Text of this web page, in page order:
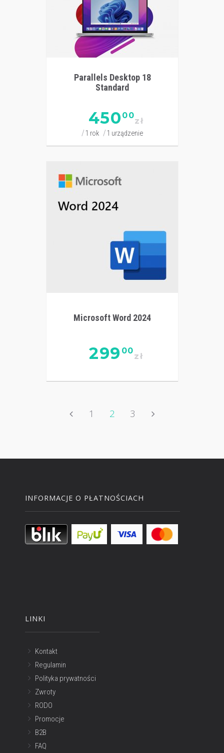
Parallels Desktop 18
Standard
450 00
zł
1 rok 1 urządzenie
Microsoft Word 2024
299 00
zł
1 2 3
INFORMACJE O PŁATNOŚCIACH
LINKI
Kontakt
Regulamin
Polityka prywatności
Zwroty
RODO
Promocje
B2B
FAQ